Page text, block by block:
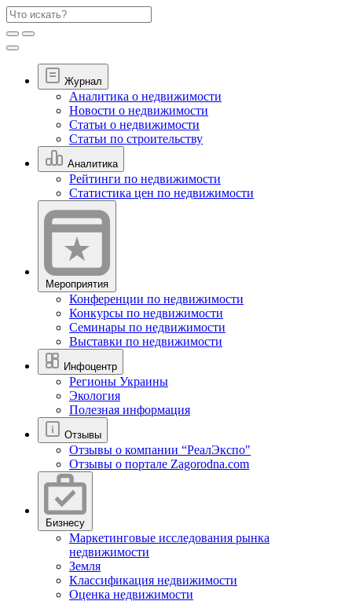
Журнал
Аналитика о недвижимости
Новости о недвижимости
Статьи о недвижимости
Статьи по строительству
Аналитика
Рейтинги по недвижимости
Статистика цен по недвижимости
Мероприятия
Конференции по недвижимости
Конкурсы по недвижимости
Семинары по недвижимости
Выставки по недвижимости
Инфоцентр
Регионы Украины
Экология
Полезная информация
Отзывы
Отзывы о компании “РеалЭкспо"
Отзывы о портале Zagorodna.com
Бизнесу
Маркетинговые исследования рынка
недвижимости
Земля
Классификация недвижимости
Оценка недвижимости